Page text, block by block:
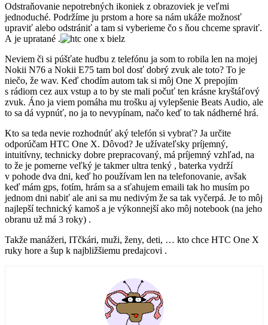
Odstraňovanie nepotrebných ikoniek z obrazoviek je veľmi
jednoduché. Podržíme ju prstom a hore sa nám ukáže možnosť
upraviť alebo odstrániť a tam si vyberieme čo s ňou chceme spraviť.
A je upratané .
Neviem či si púšťate hudbu z telefónu ja som to robila len na mojej
Nokii N76 a Nokii E75 tam bol dosť dobrý zvuk ale toto? To je
niečo, že wav. Keď chodím autom tak si môj One X prepojím
s rádiom cez aux vstup a to by ste mali počuť ten krásne kryštáľový
zvuk. Áno ja viem pomáha mu trošku aj vylepšenie Beats Audio, ale
to sa dá vypnúť, no ja to nevypínam, načo keď to tak nádherné hrá.
Kto sa teda nevie rozhodnúť aký telefón si vybrať? Ja určite
odporúčam HTC One X. Dôvod? Je užívateľsky príjemný,
intuitívny, technicky dobre prepracovaný, má príjemný vzhľad, na
to že je pomerne veľký je takmer ultra tenký , baterka vydrží
v pohode dva dni, keď ho používam len na telefonovanie, avšak
keď mám gps, fotím, hrám sa a sťahujem emaili tak ho musím po
jednom dni nabiť ale ani sa mu nedivým že sa tak vyčerpá. Je to môj
najlepší technický kamoš a je výkonnejší ako môj notebook (na jeho
obranu už má 3 roky) .
Takže manážeri, ITčkári, muži, ženy, deti, … kto chce HTC One X
ruky hore a šup k najbližšiemu predajcovi .